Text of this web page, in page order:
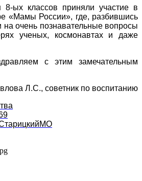
приняли участие в
«Мамы России», где, разбившись
на очень познавательные вопросы
ученых, космонавтах и даже
с этим замечательным
Л.С., советник по воспитанию